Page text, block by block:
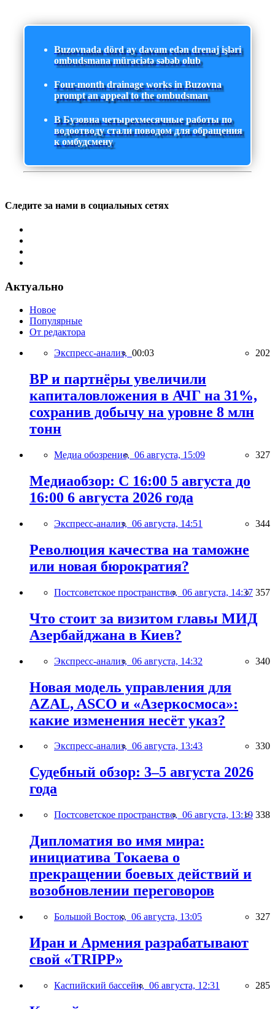
Buzovnada dörd ay davam edən drenaj işləri
ombudsmana müraciətə səbəb olub
Four-month drainage works in Buzovna
prompt an appeal to the ombudsman
В Бузовна четырехмесячные работы по
водоотводу стали поводом для обращения
к омбудсмену
Следите за нами в социальных сетях
Актуально
Новое
Популярные
От редактора
Экспресс-анализ, 00:03 202
BP и партнёры увеличили
капиталовложения в АЧГ на 31%,
сохранив добычу на уровне 8 млн
тонн
Медиа обозрение, 06 августа, 15:09 327
Медиаобзор: С 16:00 5 августа до
16:00 6 августа 2026 года
Экспресс-анализ, 06 августа, 14:51 344
Революция качества на таможне
или новая бюрократия?
Постсоветское пространство, 06 августа, 14:37 357
Что стоит за визитом главы МИД
Азербайджана в Киев?
Экспресс-анализ, 06 августа, 14:32 340
Новая модель управления для
AZAL, ASCO и «Азеркосмоса»:
какие изменения несёт указ?
Экспресс-анализ, 06 августа, 13:43 330
Судебный обзор: 3–5 августа 2026
года
Постсоветское пространство, 06 августа, 13:19 338
Дипломатия во имя мира:
инициатива Токаева о
прекращении боевых действий и
возобновлении переговоров
Большой Восток, 06 августа, 13:05 327
Иран и Армения разрабатывают
свой «TRIPP»
Каспийский бассейн, 06 августа, 12:31 285